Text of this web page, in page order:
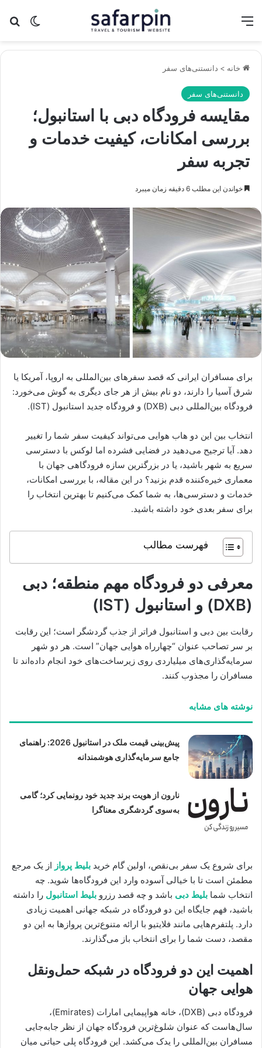
تغییر منو
خانه > دانستنی‌های سفر
دانستنی‌های سفر
مقایسه فرودگاه دبی با استانبول؛
بررسی امکانات، کیفیت خدمات و
تجربه سفر
خواندن این مطلب 6 دقیقه زمان میبرد
برای مسافران ایرانی که قصد سفرهای بین‌المللی به اروپا، آمریکا یا
شرق آسیا را دارند، دو نام بیش از هر جای دیگری به گوش می‌خورد:
فرودگاه بین‌المللی دبی (DXB) و فرودگاه جدید استانبول (IST).
انتخاب بین این دو هاب هوایی می‌تواند کیفیت سفر شما را تغییر
دهد. آیا ترجیح می‌دهید در فضایی فشرده اما لوکس با دسترسی
سریع به شهر باشید، یا در بزرگترین سازه فرودگاهی جهان با
معماری خیره‌کننده قدم بزنید؟ در این مقاله، با بررسی امکانات،
خدمات و دسترسی‌ها، به شما کمک می‌کنیم تا بهترین انتخاب را
برای سفر بعدی خود داشته باشید.
فهرست مطالب
معرفی دو فرودگاه مهم منطقه؛ دبی
(DXB) و استانبول (IST)
رقابت بین دبی و استانبول فراتر از جذب گردشگر است؛ این رقابت
بر سر تصاحب عنوان “چهارراه هوایی جهان” است. هر دو شهر
سرمایه‌گذاری‌های میلیاردی روی زیرساخت‌های خود انجام داده‌اند تا
مسافران را مجذوب کنند.
نوشته های مشابه
پیش‌بینی قیمت ملک در استانبول 2026: راهنمای
جامع سرمایه‌گذاری هوشمندانه
نارون از هویت برند جدید خود رونمایی کرد؛ گامی
به‌سوی گردشگری معناگرا
برای شروع یک سفر بی‌نقص، اولین گام خرید بلیط پرواز از یک مرجع
مطمئن است تا با خیالی آسوده وارد این فرودگاه‌ها شوید. چه
انتخاب شما بلیط دبی باشد و چه قصد رزرو بلیط استانبول را داشته
باشید، فهم جایگاه این دو فرودگاه در شبکه جهانی اهمیت زیادی
دارد. پلتفرم‌هایی مانند فلایتیو با ارائه متنوع‌ترین پروازها به این دو
مقصد، دست شما را برای انتخاب باز می‌گذارند.
اهمیت این دو فرودگاه در شبکه حمل‌ونقل
هوایی جهان
فرودگاه دبی (DXB)، خانه هواپیمایی امارات (Emirates)،
سال‌هاست که عنوان شلوغ‌ترین فرودگاه جهان از نظر جابه‌جایی
مسافران بین‌المللی را یدک می‌کشد. این فرودگاه پلی حیاتی میان